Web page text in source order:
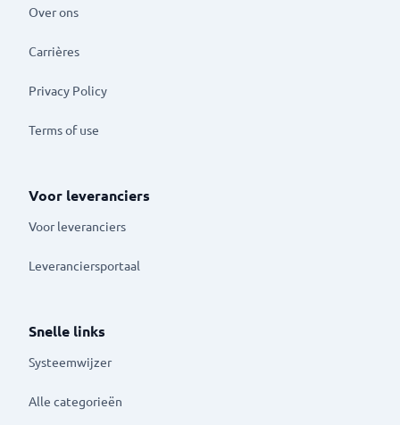
Over ons
Carrières
Privacy Policy
Terms of use
Voor leveranciers
Voor leveranciers
Leveranciersportaal
Snelle links
Systeemwijzer
Alle categorieën